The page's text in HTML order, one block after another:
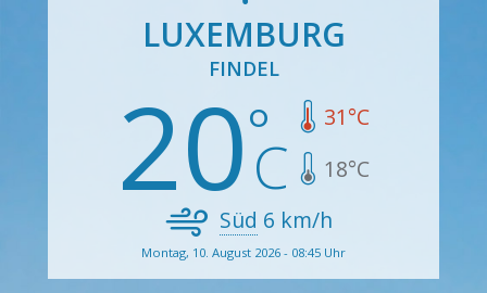
LUXEMBURG
FINDEL
20 31°C
18°C
Süd 6 km/h
Montag, 10. August 2026 - 08:45 Uhr